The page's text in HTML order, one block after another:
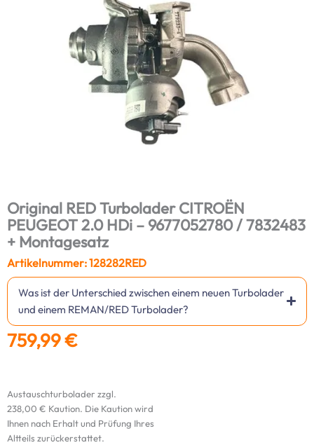
Original RED Turbolader CITROËN
PEUGEOT 2.0 HDi – 9677052780 / 7832483
+ Montagesatz
Artikelnummer: 128282RED
Was ist der Unterschied zwischen einem neuen Turbolader
und einem REMAN/RED Turbolader?
759,99€
Austauschturbolader zzgl.
238,00 € Kaution. Die Kaution wird
Ihnen nach Erhalt und Prüfung Ihres
Altteils zurückerstattet.